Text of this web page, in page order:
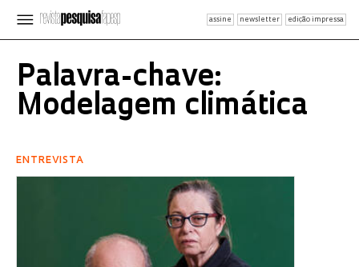
assine newsletter edição impressa
Palavra-chave:
Modelagem climática
ENTREVISTA